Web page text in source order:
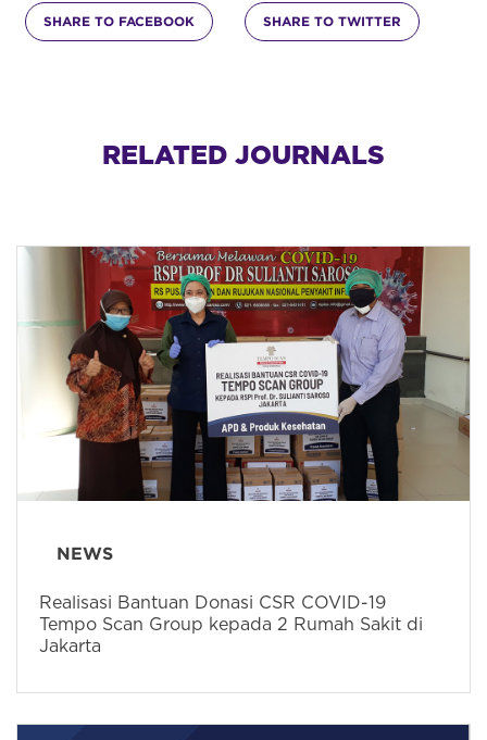
SHARE TO FACEBOOK SHARE TO TWITTER
RELATED JOURNALS
NEWS
Realisasi Bantuan Donasi CSR COVID-19
Tempo Scan Group kepada 2 Rumah Sakit di
Jakarta